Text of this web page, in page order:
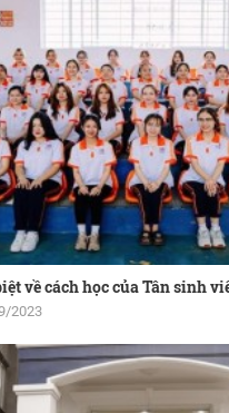
về cách học của Tân sinh
2023